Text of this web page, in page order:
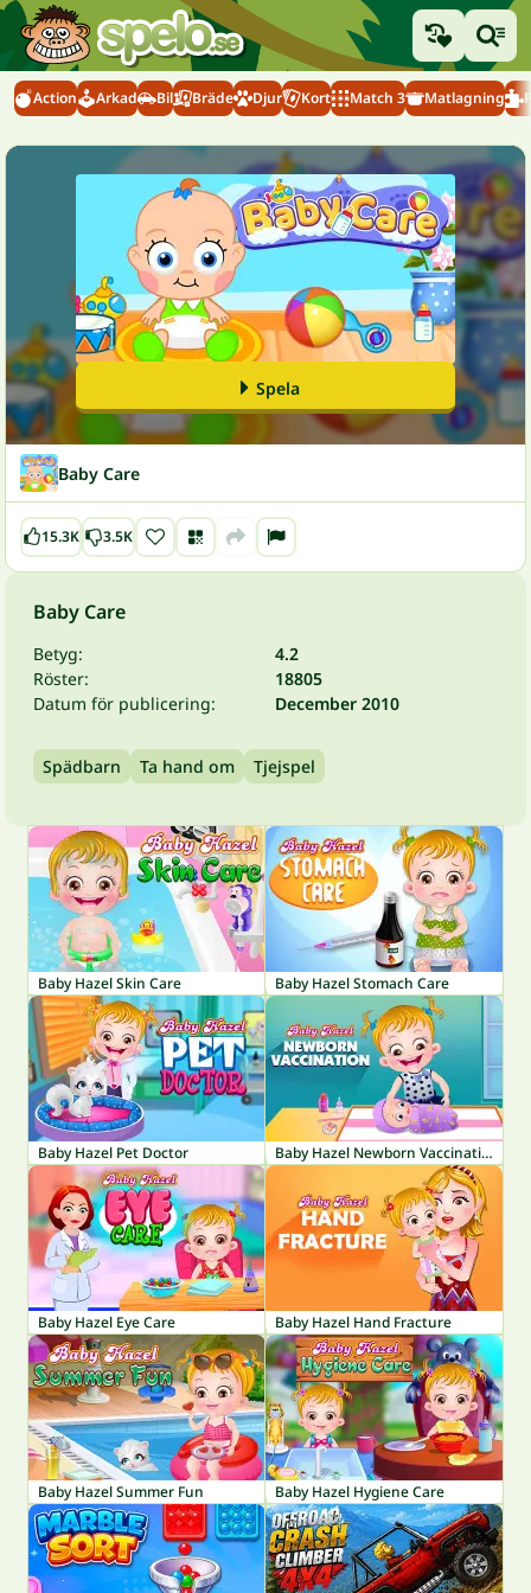
Action Arkad Bil Bräde Djur Kort Match 3 Matlagning
Spela
Baby Care
15.3K 3.5K
Baby Care
Betyg:
4.2
Röster:
18805
Datum för publicering:
December 2010
Spädbarn Ta hand om Tjejspel
Baby Hazel Skin Care Baby Hazel Stomach Care
Baby Hazel Pet Doctor Baby Hazel Newborn Vaccination
Baby Hazel Eye Care Baby Hazel Hand Fracture
Baby Hazel Summer Fun Baby Hazel Hygiene Care